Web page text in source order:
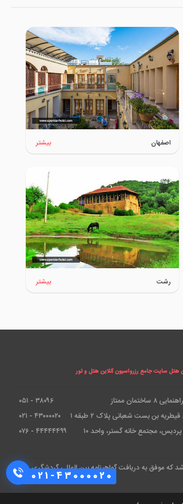
اصفهان بیشتر
رشت بیشتر
هتل سایت جامع رزرواسیون آنلاین هتل و تور
ممتاز
۳۸۰۹۶ - ۰۵۱
بن بست شعبانی پلاک ۲ طبقه ۱
۴۳۰۰۰۰۲۰ - ۰۲۱
مجتمع خانه گستر، واحد ۱۰
۴۴۴۴۴۴۹۹ - ۰۷۶
که موفق به دریافت گواهینامه بین المللی گردشگری و
021-43000020